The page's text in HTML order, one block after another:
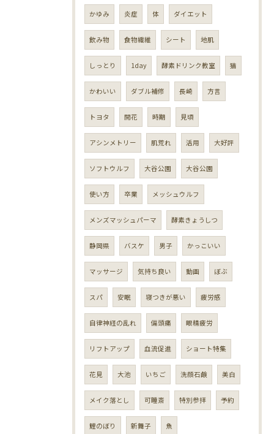
かゆみ 炎症 体 ダイエット
飲み物 食物繊維 シート 地肌
しっとり 1day 酵素ドリンク教室 猫
かわいい ダブル補修 長崎 方言
トヨタ 開花 時期 見頃
アシンメトリー 肌荒れ 活用 大好評
ソフトウルフ 大谷公園 大谷公園
使い方 卒業 メッシュウルフ
メンズマッシュパーマ 酵素きょうしつ
静岡県 バスケ 男子 かっこいい
マッサージ 気持ち良い 動画 ぼぶ
スパ 安眠 寝つきが悪い 疲労感
自律神経の乱れ 偏頭痛 眼精疲労
リフトアップ 血流促進 ショート特集
花見 大池 いちご 洗顔石鹸 美白
メイク落とし 可睡斎 特別参拝 予約
鯉のぼり 新舞子 魚